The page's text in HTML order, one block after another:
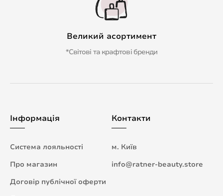
Великий асортимент
*Світові та крафтові бренди
Інформація
Система лояльності
Про магазин
Договір публічної оферти
Контакти
м. Київ
info@ratner-beauty.store